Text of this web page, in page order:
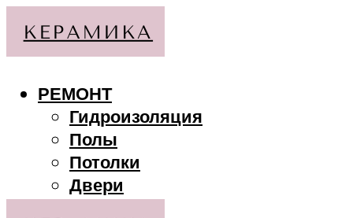
РЕМОНТ
Гидроизоляция
Полы
Потолки
Двери